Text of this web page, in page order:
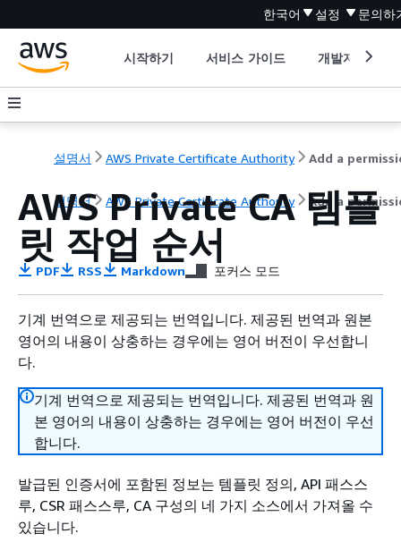
한국어 설정 문의하
시작하기 서비스 가이드 개발자 도구
설명서 AWS Private Certificate Authority
설명서 AWS Private Certificate Authority Add a
AWS Private CA 템플
릿 작업 순서
PDF RSS Markdown 포커스 모드
기계 번역으로 제공되는 번역입니다. 제공된 번역과 원본
영어의 내용이 상충하는 경우에는 영어 버전이 우선합니
다.
기계 번역으로 제공되는 번역입니다. 제공된 번역과 원
본 영어의 내용이 상충하는 경우에는 영어 버전이 우선
합니다.
발급된 인증서에 포함된 정보는 템플릿 정의, API 패스스
루, CSR 패스스루, CA 구성의 네 가지 소스에서 가져올 수
있습니다.